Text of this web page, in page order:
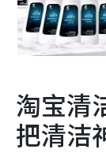
淘宝清
把清洁